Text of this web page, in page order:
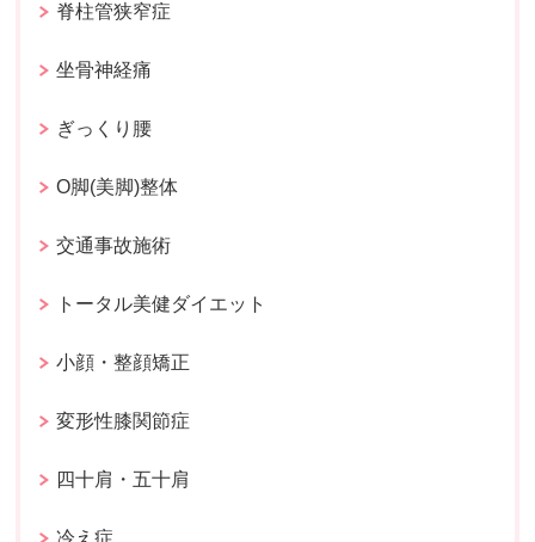
脊柱管狭窄症
坐骨神経痛
ぎっくり腰
O脚(美脚)整体
交通事故施術
トータル美健ダイエット
小顔・整顔矯正
変形性膝関節症
四十肩・五十肩
冷え症